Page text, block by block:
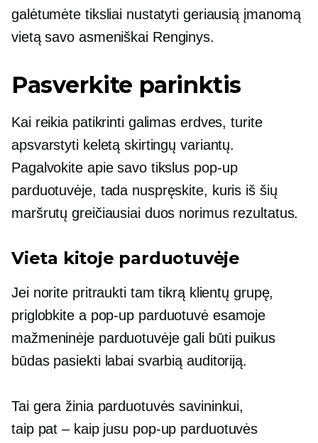
galėtumėte tiksliai nustatyti geriausią įmanomą
vietą savo asmeniškaiRenginys.
Pasverkite parinktis
Kai reikia patikrinti galimas erdves, turite
apsvarstyti keletą skirtingų variantų.
Pagalvokite apie savo tikslus pop-up
parduotuvėje, tada nuspręskite, kuris iš šių
maršrutų greičiausiai duos norimus rezultatus.
Vieta kitoje parduotuvėje
Jei norite pritraukti tam tikrą klientų grupę,
priglobkite a pop-up parduotuvė esamoje
mažmeninėje parduotuvėje gali būti puikus
būdas pasiekti labai svarbią auditoriją.
Tai gera žinia parduotuvės savininkui,
taip pat – kaipjusu pop-up parduotuvės